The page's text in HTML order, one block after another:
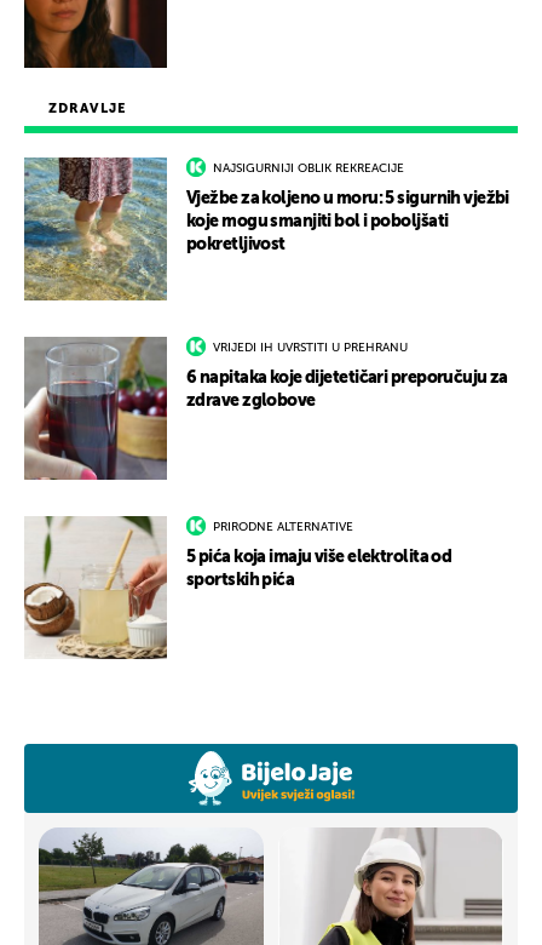
ZDRAVLJE
NAJSIGURNIJI OBLIK REKREACIJE
Vježbe za koljeno u moru: 5 sigurnih vježbi
koje mogu smanjiti bol i poboljšati
pokretljivost
VRIJEDI IH UVRSTITI U PREHRANU
6 napitaka koje dijetetičari preporučuju za
zdrave zglobove
PRIRODNE ALTERNATIVE
5 pića koja imaju više elektrolita od
sportskih pića